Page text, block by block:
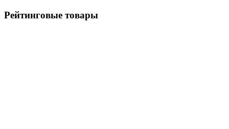
Рейтинговые товары